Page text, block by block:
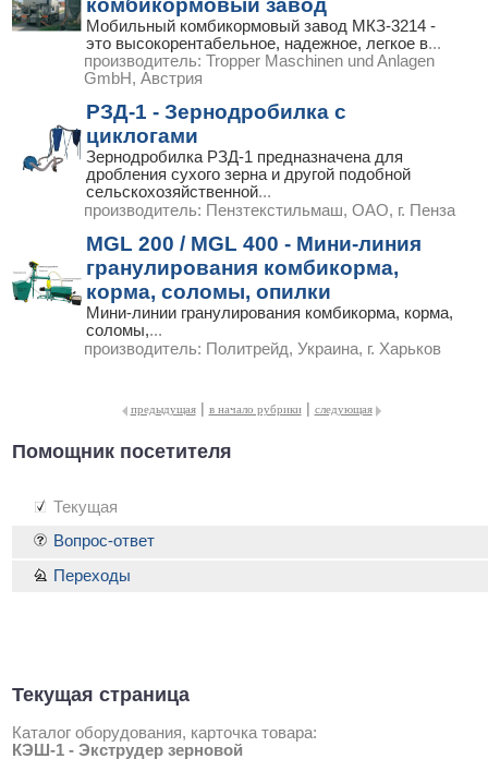
комбикормовый завод
Мобильный комбикормовый завод МКЗ-3214 -
это высокорентабельное, надежное, легкое в...
производитель: Tropper Maschinen und Anlagen
GmbH, Австрия
РЗД-1 - Зернодробилка с
циклогами
Зернодробилка РЗД-1 предназначена для
дробления сухого зерна и другой подобной
сельскохозяйственной...
производитель: Пензтекстильмаш, ОАО, г. Пенза
MGL 200 / MGL 400 - Мини-линия
гранулирования комбикорма,
корма, соломы, опилки
Мини-линии гранулирования комбикорма, корма,
соломы,...
производитель: Политрейд, Украина, г. Харьков
предыдущая | в начало рубрики | следующая
Помощник посетителя
Текущая
Текущая страница
Каталог оборудования, карточка товара:
КЭШ-1 - Экструдер зерновой
Вопрос-ответ
Переходы